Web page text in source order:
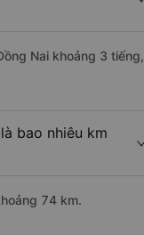
Nai khoảng 3 tiếng,
bao nhiêu km
74 km.